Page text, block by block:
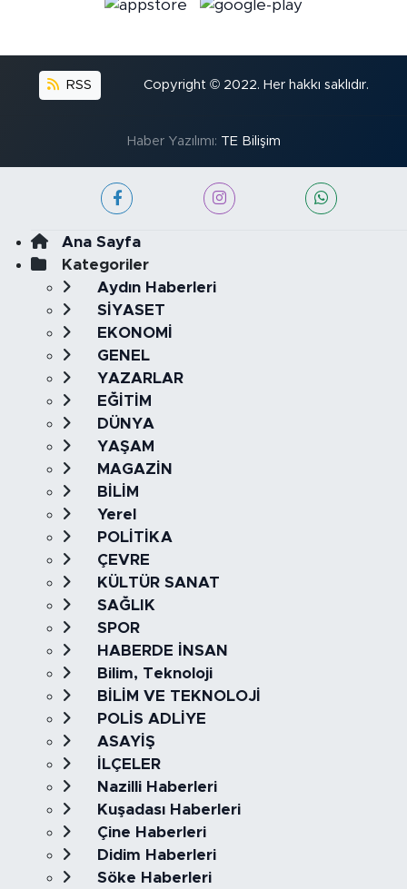
RSS Copyright © 2022. Her hakkı saklıdır.
Haber Yazılımı: TE Bilişim
Ana Sayfa
Kategoriler
Aydın Haberleri
SİYASET
EKONOMİ
GENEL
YAZARLAR
EĞİTİM
DÜNYA
YAŞAM
MAGAZİN
BİLİM
Yerel
POLİTİKA
ÇEVRE
KÜLTÜR SANAT
SAĞLIK
SPOR
HABERDE İNSAN
Bilim, Teknoloji
BİLİM VE TEKNOLOJİ
POLİS ADLİYE
ASAYİŞ
İLÇELER
Nazilli Haberleri
Kuşadası Haberleri
Çine Haberleri
Didim Haberleri
Söke Haberleri